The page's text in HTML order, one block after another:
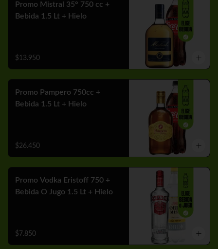
Promo Mistral 35° 750 cc +
Bebida 1.5 Lt + Hielo
$13.950
Promo Pampero 750cc +
Bebida 1.5 Lt + Hielo
$26.450
Promo Vodka Eristoff 750 +
Bebida O Jugo 1.5 Lt + Hielo
$7.850